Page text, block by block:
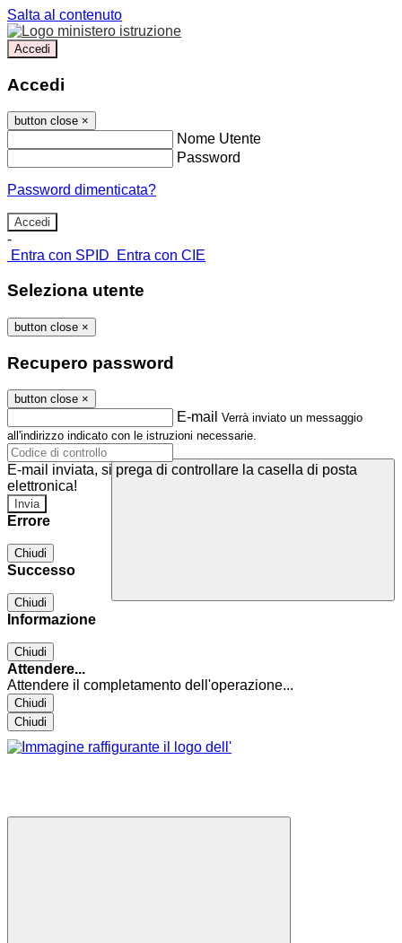
Salta al contenuto
Accedi
Accedi
button close ×
Nome Utente
Password
Password dimenticata?
-
Entra con SPID
Entra con CIE
Seleziona utente
button close ×
Recupero password
button close ×
E-mail Verrà inviato un messaggio
all'indirizzo indicato con le istruzioni necessarie.
E-mail inviata, si prega di controllare la casella di posta
elettronica!
Errore
Chiudi
Successo
Chiudi
Informazione
Chiudi
Attendere...
Attendere il completamento dell'operazione...
Chiudi
Chiudi